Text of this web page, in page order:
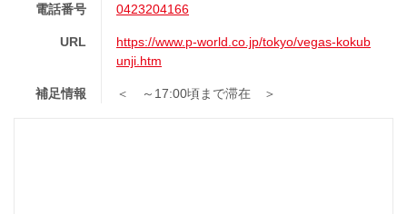
電話番号 0423204166
URL
https://www.p-world.co.jp/tokyo/vegas-kokub
unji.htm
補足情報 ＜ ～17:00頃まで滞在 ＞